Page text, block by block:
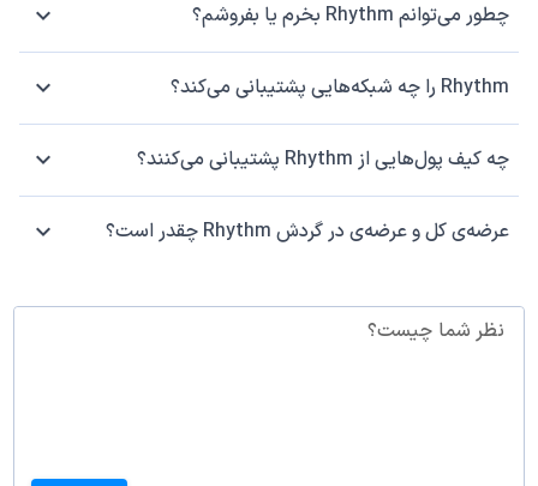
چطور می‌توانم Rhythm بخرم یا بفروشم؟
Rhythm را چه شبکه‌هایی پشتیبانی می‌کند؟
چه کیف پول‌هایی از Rhythm پشتیبانی می‌کنند؟
عرضه‌ی کل و عرضه‌ی در گردش Rhythm چقدر است؟
نظر شما چیست؟